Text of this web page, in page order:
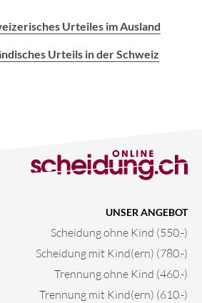
Urteiles im Ausland
Urteils in der Schweiz
UNSER ANGEBOT
Scheidung ohne Kind (550.-)
Scheidung mit Kind(ern) (780.-)
Trennung ohne Kind (460.-)
Trennung mit Kind(ern) (610.-)